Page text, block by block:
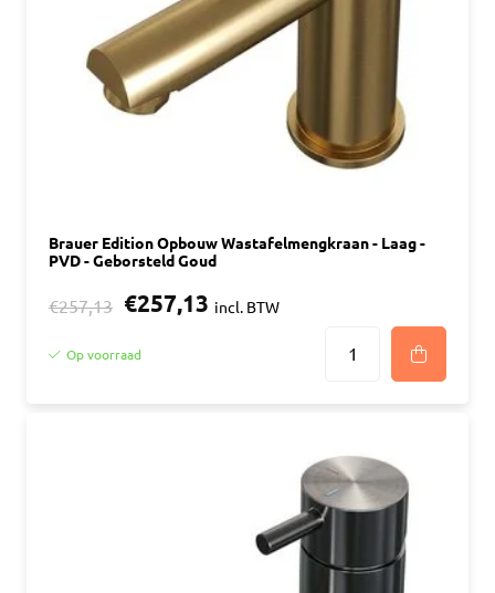
Brauer Edition Opbouw Wastafelmengkraan - Laag -
PVD - Geborsteld Goud
€257,13 €257,13 incl. BTW
Op voorraad